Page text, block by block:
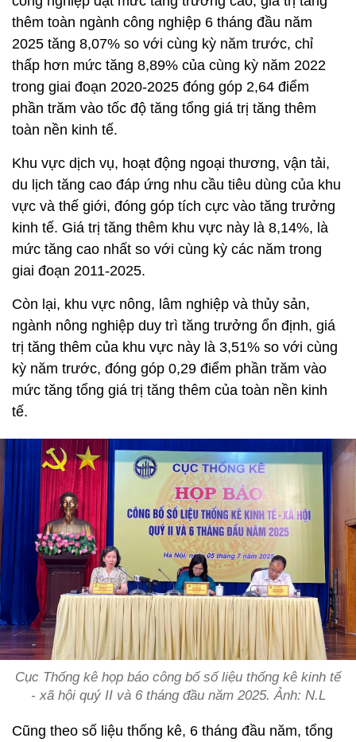
thêm toàn ngành công nghiệp 6 tháng đầu năm
2025 tăng 8,07% so với cùng kỳ năm trước, chỉ
thấp hơn mức tăng 8,89% của cùng kỳ năm 2022
trong giai đoạn 2020-2025 đóng góp 2,64 điểm
phần trăm vào tốc độ tăng tổng giá trị tăng thêm
toàn nền kinh tế.
Khu vực dịch vụ, hoạt động ngoại thương, vận tải,
du lịch tăng cao đáp ứng nhu cầu tiêu dùng của khu
vực và thế giới, đóng góp tích cực vào tăng trưởng
kinh tế. Giá trị tăng thêm khu vực này là 8,14%, là
mức tăng cao nhất so với cùng kỳ các năm trong
giai đoạn 2011-2025.
Còn lại, khu vực nông, lâm nghiệp và thủy sản,
ngành nông nghiệp duy trì tăng trưởng ổn định, giá
trị tăng thêm của khu vực này là 3,51% so với cùng
kỳ năm trước, đóng góp 0,29 điểm phần trăm vào
mức tăng tổng giá trị tăng thêm của toàn nền kinh
tế.
Cục Thống kê họp báo công bố số liệu thống kê kinh tế
- xã hội quý II và 6 tháng đầu năm 2025. Ảnh: N.L
Cũng theo số liệu thống kê, 6 tháng đầu năm, tổng